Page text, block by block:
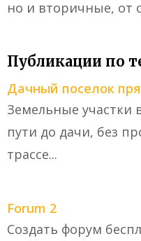
но и вторичные, от
Публикации по
Дачный поселок
Земельные участки
пути до дачи, без
трассе...
Forum 2
Создать форум